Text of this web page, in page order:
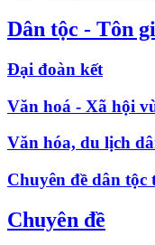
Dân tộc - Tôn
Đại đoàn kết
Văn hoá - Xã hội
Văn hóa, du lịch
Chuyên đề dân tộc
Chuyên đề